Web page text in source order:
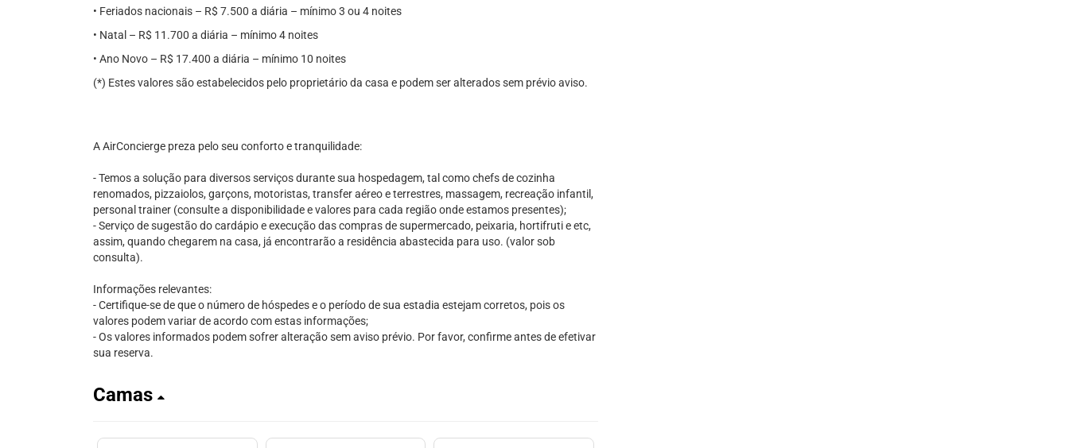
• Feriados nacionais – R$ 7.500 a diária – mínimo 3 ou 4 noites
• Natal – R$ 11.700 a diária – mínimo 4 noites
• Ano Novo – R$ 17.400 a diária – mínimo 10 noites
(*) Estes valores são estabelecidos pelo proprietário da casa e podem ser alterados sem prévio aviso.
A AirConcierge preza pelo seu conforto e tranquilidade:
- Temos a solução para diversos serviços durante sua hospedagem, tal como chefs de cozinha
renomados, pizzaiolos, garçons, motoristas, transfer aéreo e terrestres, massagem, recreação infantil,
personal trainer (consulte a disponibilidade e valores para cada região onde estamos presentes);
- Serviço de sugestão do cardápio e execução das compras de supermercado, peixaria, hortifruti e etc,
assim, quando chegarem na casa, já encontrarão a residência abastecida para uso. (valor sob
consulta).
Informações relevantes:
- Certifique-se de que o número de hóspedes e o período de sua estadia estejam corretos, pois os
valores podem variar de acordo com estas informações;
- Os valores informados podem sofrer alteração sem aviso prévio. Por favor, confirme antes de efetivar
sua reserva.
Camas